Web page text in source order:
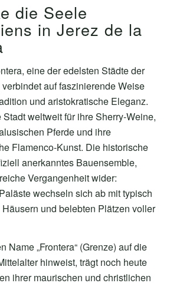
die Seele
in Jerez de la
eine der edelsten Städte der
auf faszinierende Weise
und aristokratische Eleganz.
Stadt weltweit für ihre Sherry-Weine,
Pferde und ihre
Flamenco-Kunst. Die historische
anerkanntes Bauensemble,
Vergangenheit wider:
wechseln sich ab mit typisch
und belebten Plätzen voller
Name „Frontera“ (Grenze) auf die
hinweist, trägt noch heute
ihrer maurischen und christlichen